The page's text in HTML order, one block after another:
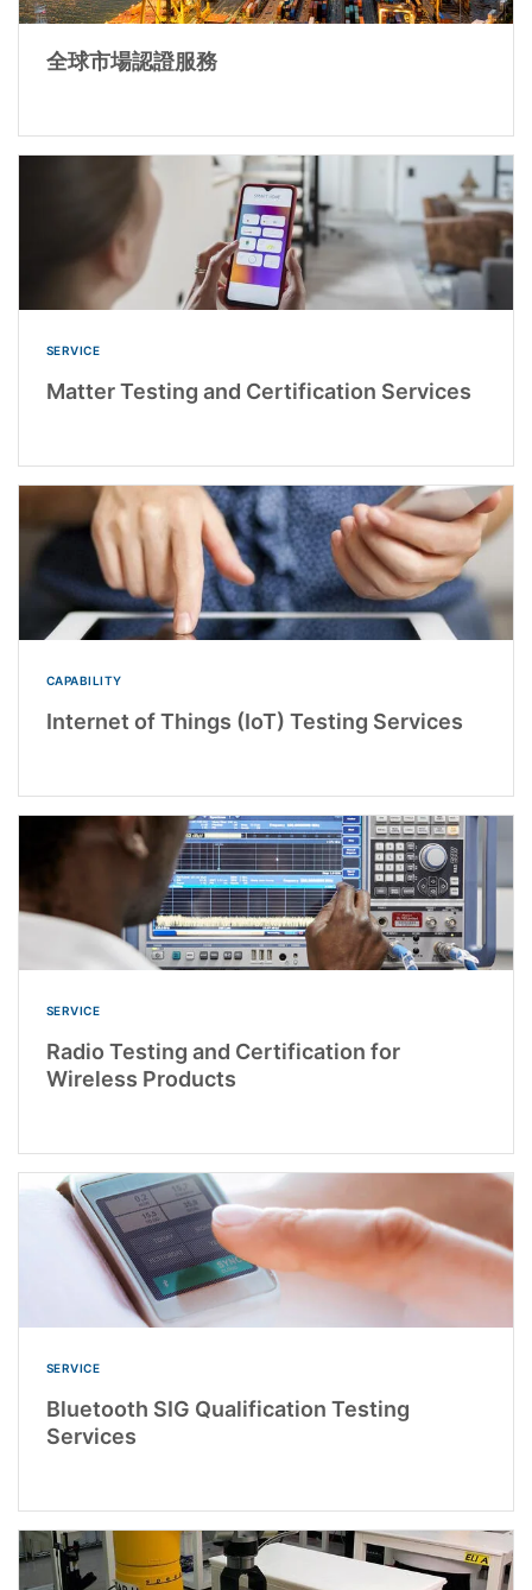
全球市場認證服務
SERVICE
Matter Testing and Certification Services
CAPABILITY
Internet of Things (IoT) Testing Services
SERVICE
Radio Testing and Certification for
Wireless Products
SERVICE
Bluetooth SIG Qualification Testing
Services